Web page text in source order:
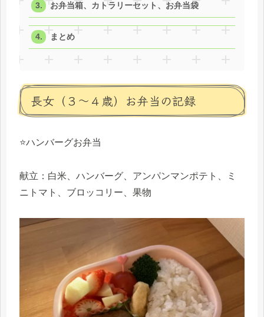
お弁当箱、カトラリーセット、お弁当袋
まとめ
長女（３〜４歳）お弁当の記録
⭐️ハンバーグお弁当
献立：白米、ハンバーグ、アンパンマンポテト、ミ
ニトマト、ブロッコリー、果物